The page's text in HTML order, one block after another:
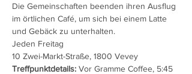
Die Gemeinschaften beenden ihren Ausflug
im örtlichen Café, um sich bei einem Latte
und Gebäck zu unterhalten.
Jeden Freitag
10 Zwei-Markt-Straße, 1800 Vevey
Treffpunktdetails: Vor Gramme Coffee, 5:45